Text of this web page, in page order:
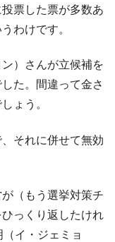
』ズブズブ沈む。
出している都道
？
モチーフとは？
票した票が多数あ
わけです。
）さんが立候補を
た。間違って金さ
ょう。
それに併せて無効
（もう選挙対策チ
っくり返したけれ
イ・ジェミョ